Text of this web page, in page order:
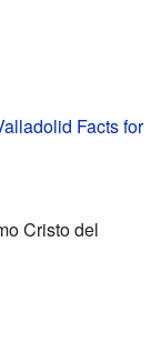
Facts for
Cristo del